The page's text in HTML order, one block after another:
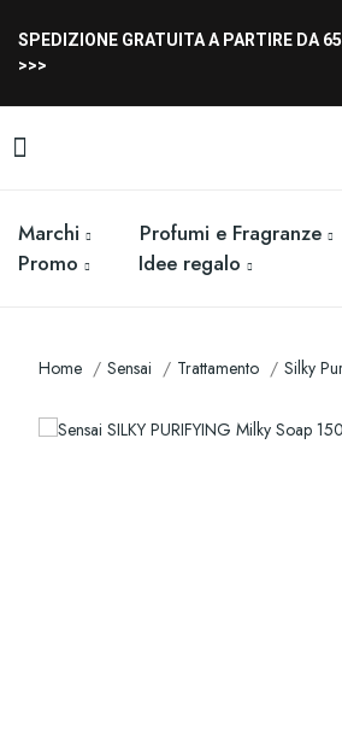
SPEDIZIONE GRATUITA A PARTIRE DA
>>>
Marchi Profumi e Fragranze
Promo
Idee regalo
Home Sensai Trattamento Silky